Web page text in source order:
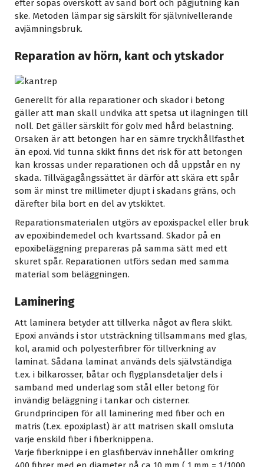
efter sopas överskott av sand bort och pågjutning kan
ske. Metoden lämpar sig särskilt för självnivellerande
avjämningsbruk.
Reparation av hörn, kant och ytskador
Generellt för alla reparationer och skador i betong
gäller att man skall undvika att spetsa ut ilagningen till
noll. Det gäller särskilt för golv med hård belastning.
Orsaken är att betongen har en sämre tryckhållfasthet
än epoxi. Vid tunna skikt finns det risk för att betongen
kan krossas under reparationen och då uppstår en ny
skada. Tillvägagångssättet är därför att skära ett spår
som är minst tre millimeter djupt i skadans gräns, och
därefter bila bort en del av ytskiktet.
Reparationsmaterialen utgörs av epoxispackel eller bruk
av epoxibindemedel och kvartssand. Skador på en
epoxibeläggning prepareras på samma sätt med ett
skuret spår. Reparationen utförs sedan med samma
material som beläggningen.
Laminering
Att laminera betyder att tillverka något av flera skikt.
Epoxi används i stor utsträckning tillsammans med glas,
kol, aramid och polyesterfibrer för tillverkning av
laminat. Sådana laminat används dels självständiga
t.ex. i bilkarosser, båtar och flygplansdetaljer dels i
samband med underlag som stål eller betong för
invändig beläggning i tankar och cisterner.
Grundprincipen för all laminering med fiber och en
matris (t.ex. epoxiplast) är att matrisen skall omsluta
varje enskild fiber i fiberknippena.
Varje fiberknippe i en glasfiberväv innehåller omkring